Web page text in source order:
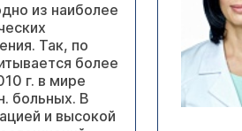
из наиболее
Так, по
более
г. в мире
больных. В
и высокой